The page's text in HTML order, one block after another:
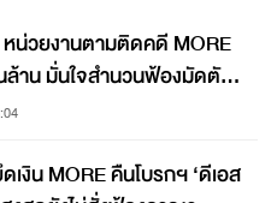
น่วยงานตามติดคดี MORE
าน มั่นใจสำนวนฟ้องมัดตัวผู้
รณ์
งิน MORE คืนโบรกฯ ‘ดีเอส